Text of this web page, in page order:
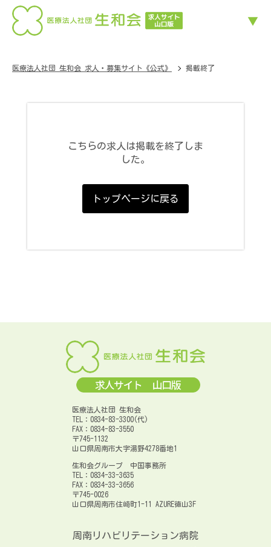
医療法人社団 生和会 求人・募集サイト《公式》 掲載終了
こちらの求人は掲載を終了しま
した。
トップページに戻る
医療法人社団 生和会
TEL：0834-83-3300(代)
FAX：0834-83-3550
〒745-1132
山口県周南市大字湯野4278番地1
生和会グループ 中国事務所
TEL：0834-33-3635
FAX：0834-33-3656
〒745-0026
山口県周南市住崎町1-11 AZURE徳山3F
周南リハビリテーション病院